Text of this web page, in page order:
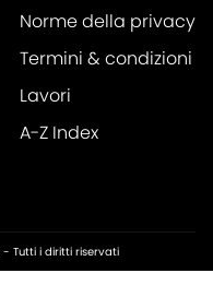
Norme della privacy
Termini & condizioni
Lavori
A-Z Index
- Tutti i diritti riservati